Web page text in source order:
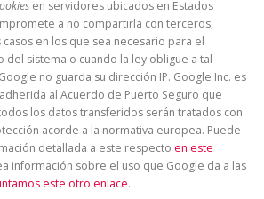
en servidores ubicados en Estados
a no compartirla con terceros,
en los que sea necesario para el
del sistema o cuando la ley obligue a tal
no guarda su dirección IP. Google Inc. es
al Acuerdo de Puerto Seguro que
los datos transferidos serán tratados con
acorde a la normativa europea. Puede
detallada a este respecto en este
información sobre el uso que Google da a las
este otro enlace.